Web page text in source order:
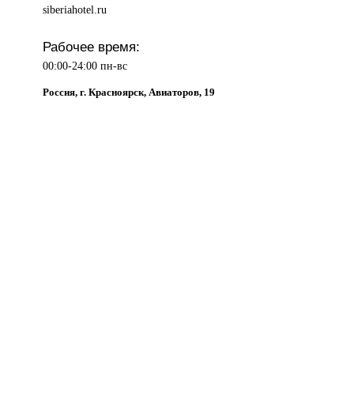
siberiahotel.ru
Рабочее время:
00:00-24:00 пн-вс
Россия, г. Красноярск, Авиаторов, 19